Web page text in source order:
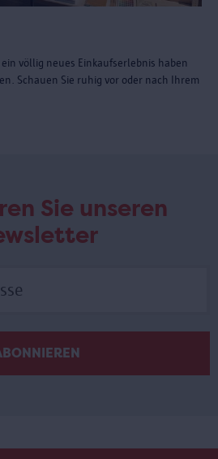
völlig neues Einkaufserlebnis haben
Schauen Sie ruhig vor oder nach Ihrem
Sie unseren